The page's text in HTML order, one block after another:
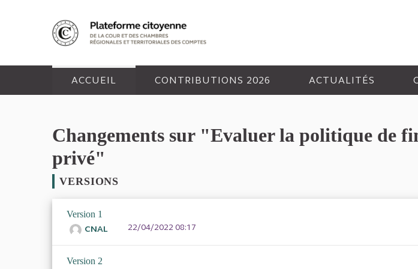
ACCUEIL CONTRIBUTIONS 2026 ACTUALITÉS
Changements sur "Evaluer la politique de
privé"
VERSIONS
Version 1
CNAL
22/04/2022 08:17
Version 2